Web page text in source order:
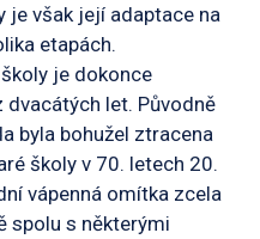
je však její adaptace na
etapách.
je dokonce
let. Původně
byla bohužel ztracena
školy v 70. letech 20.
vápenná omítka zcela
spolu s některými